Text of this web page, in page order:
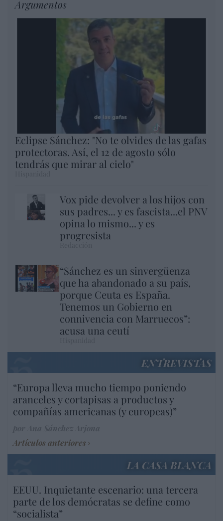
Argumentos
Eclipse Sánchez: "No te olvides de las gafas
protectoras. Así, el 12 de agosto sólo
tendrás que mirar al cielo"
Vox pide devolver a los hijos con
sus padres... y es fascista...el PNV
opina lo mismo... y es
progresista
“Sánchez es un sinvergüenza
que ha abandonado a su país,
porque Ceuta es España.
Tenemos un Gobierno en
connivencia con Marruecos”:
acusa una ceutí
ENTREVISTAS
“Europa lleva mucho tiempo poniendo
aranceles y cortapisas a productos y
compañías americanas (y europeas)”
Artículos anteriores
LA CASA BLANCA
EEUU. Inquietante escenario: una tercera
parte de los demócratas se define como
“socialista”